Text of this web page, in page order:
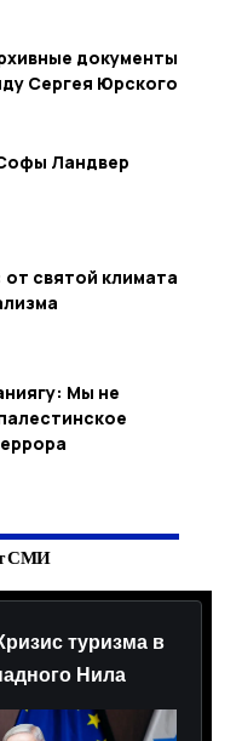
документы
Сергея Юрского
Ландвер
от святой климата
Мы не
СМИ